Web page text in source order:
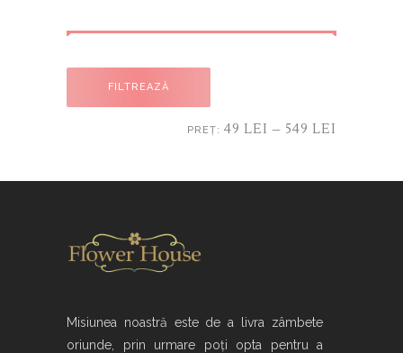
FILTREAZĂ
PREȚ: 49 LEI — 549 LEI
Misiunea noastră este de a livra zâmbete
oriunde, prin urmare poți opta pentru a